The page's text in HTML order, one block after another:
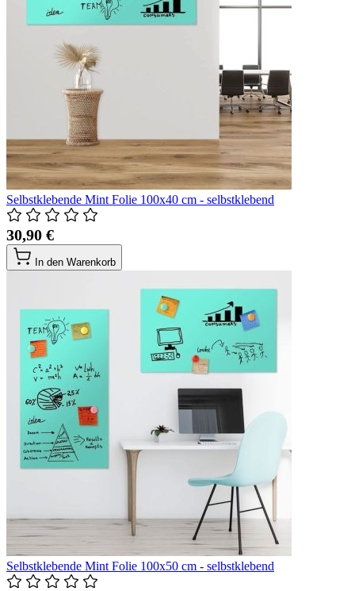
Selbstklebende Mint Folie 100x40 cm - selbstklebend
30,90 €
In den Warenkorb
Selbstklebende Mint Folie 100x50 cm - selbstklebend